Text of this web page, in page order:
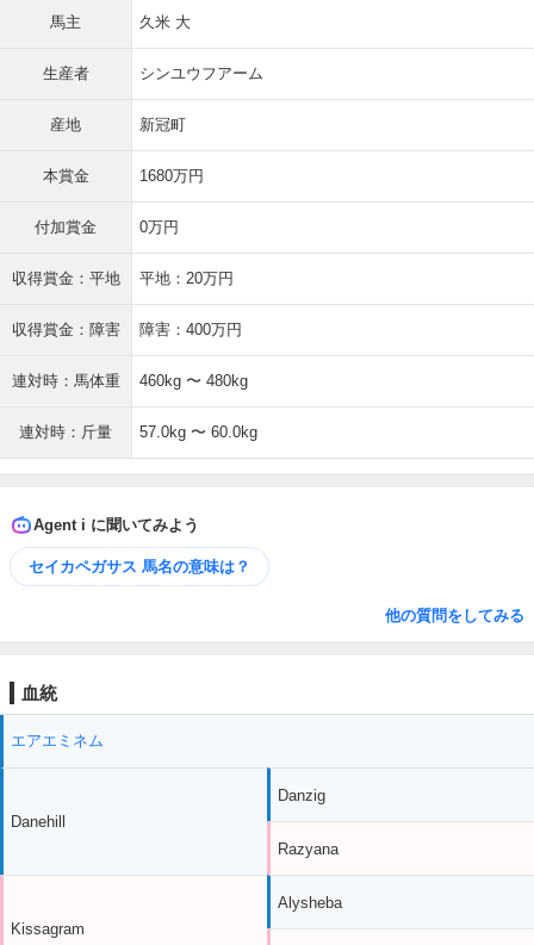
馬主 久米 大
生産者 シンユウフアーム
産地 新冠町
本賞金 1680万円
付加賞金 0万円
収得賞金：平地 平地：20万円
収得賞金：障害 障害：400万円
連対時：馬体重 460kg 〜 480kg
連対時：斤量 57.0kg 〜 60.0kg
Agent i に聞いてみよう
セイカペガサス 馬名の意味は？
他の質問をしてみる
血統
エアエミネム
Danehill
Kissagram
Danzig
Razyana
Alysheba